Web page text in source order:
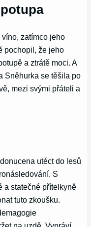
zatímco jeho
pochopil, že jeho
a ztrátě moci. A
Sněhurka se těšila po
mezi svými přáteli a
utéct do lesů
S
a statečné přítelkyně
tuto zkoušku.